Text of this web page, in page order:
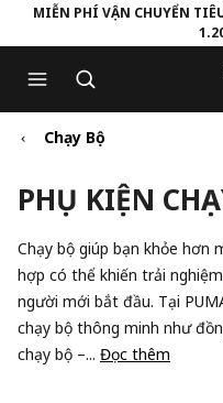
to
Main
content
to
Footer
Content
MIỄN PHÍ VẬN CHUYỂN
Chạy Bộ
PHỤ KIỆN
Chạy bộ giúp bạn khỏe hơn
hợp có thể khiến trải
người mới bắt đầu. Tại
chạy bộ thông minh như
chạy bộ –... Đọc thêm